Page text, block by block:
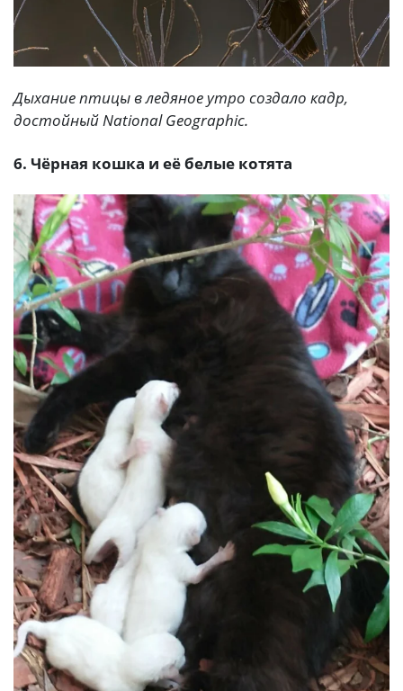
Дыхание птицы в ледяное утро создало кадр,
достойный National Geographic.
6. Чёрная кошка и её белые котята